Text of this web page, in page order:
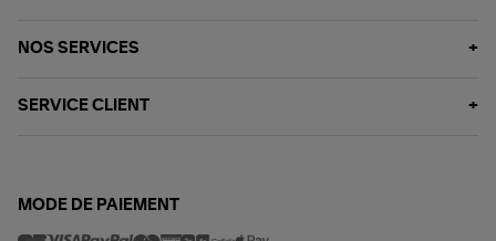
NOS SERVICES
SERVICE CLIENT
MODE DE PAIEMENT